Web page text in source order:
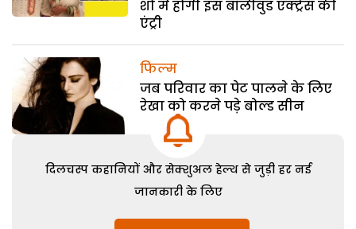
शो में होगी इस बॉलीवुड एक्ट्रेस की
एंट्री
फिल्म
जब परिवार का पेट पालने के लिए
रेखा को करने पड़े बोल्ड सीन
दिलचस्प कहानियों और सेक्शुअल हेल्थ से जुड़ी हर नई
जानकारी के लिए